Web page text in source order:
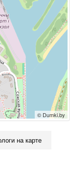
© Dumki.by
на карте